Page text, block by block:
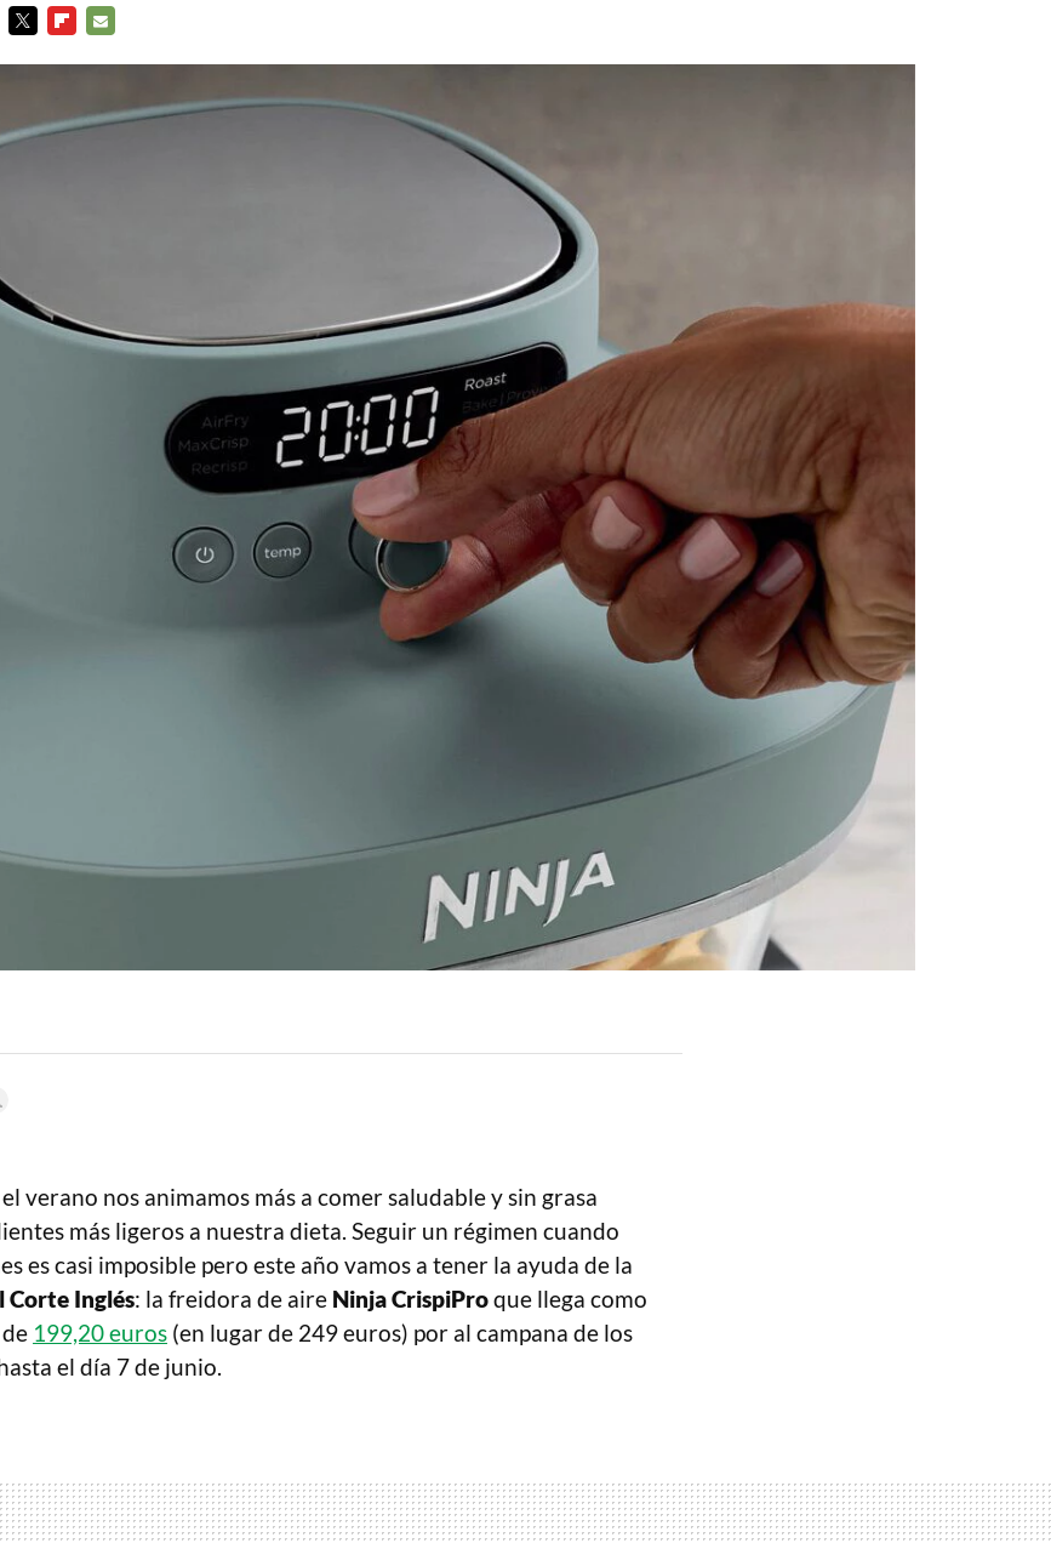
verano nos animamos más a comer saludable y sin grasa
más ligeros a nuestra dieta. Seguir un régimen cuando
es casi imposible pero este año vamos a tener la ayuda de la
Corte Inglés: la freidora de aire Ninja CrispiProque llega como
199,20 euros (en lugar de 249 euros) por al campana de los
el día 7 de junio.